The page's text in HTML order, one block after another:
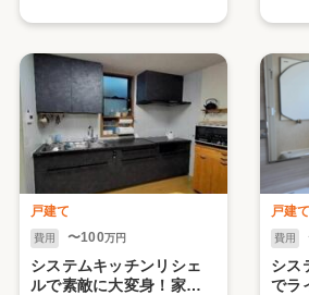
戸建て
費用 〜100万円
システムキッチンリシェ
ルで素敵に大変身！家族
戸建て
費用
シス
でラ